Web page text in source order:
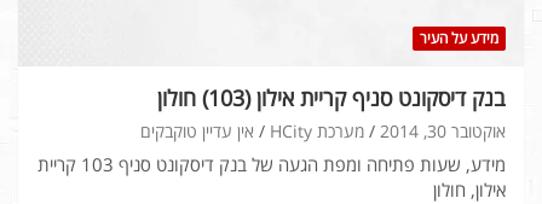
מידע על העיר
בנק דיסקונט סניף קריית אילון (103) חולון
אוקטובר 30, 2014 מערכת HCity אין עדיין טוקבקים
מידע, שעות פתיחה ומפת הגעה של בנק דיסקונט סניף 103 קריית
אילון, חולון